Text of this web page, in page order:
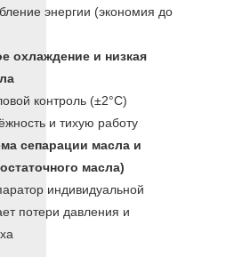
энергии (экономия до
охлаждение и низкая
контроль (±2°C)
и тихую работу
сепарации масла и
масла)
индивидуальной
потери давления и